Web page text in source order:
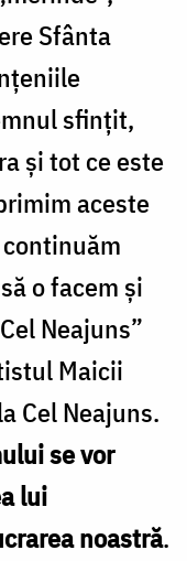
Sfânta
sfinţit,
şi tot ce este
aceste
o facem şi
Neajuns”
Maicii
Cel Neajuns.
se vor
lui
noastră.